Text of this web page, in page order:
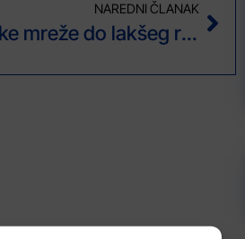
NAREDNI ČLANAK
Jačanjem Saradničke mreže do lakšeg rješavanja otvorenih pitanja investitora